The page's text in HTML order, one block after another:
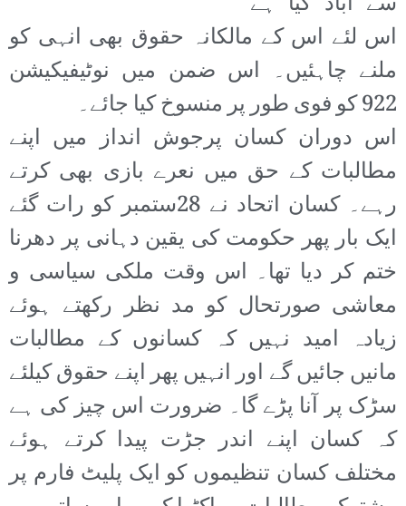
اس لئے اس کے مالکانہ حقوق بھی انہی کو
ملنے چاہئیں۔ اس ضمن میں نوٹیفیکیشن
922 کو فوی طور پر منسوخ کیا جائے۔
اس دوران کسان پرجوش انداز میں اپنے
مطالبات کے حق میں نعرے بازی بھی کرتے
رہے۔ کسان اتحاد نے 28ستمبر کو رات گئے
ایک بار پھر حکومت کی یقین دہانی پر دھرنا
ختم کر دیا تھا۔ اس وقت ملکی سیاسی و
معاشی صورتحال کو مد نظر رکھتے ہوئے
زیادہ امید نہیں کہ کسانوں کے مطالبات
مانیں جائیں گے اور انہیں پھر اپنے حقوق کیلئے
سڑک پر آنا پڑے گا۔ ضرورت اس چیز کی ہے
کہ کسان اپنے اندر جڑت پیدا کرتے ہوئے
مختلف کسان تنظیموں کو ایک پلیٹ فارم پر